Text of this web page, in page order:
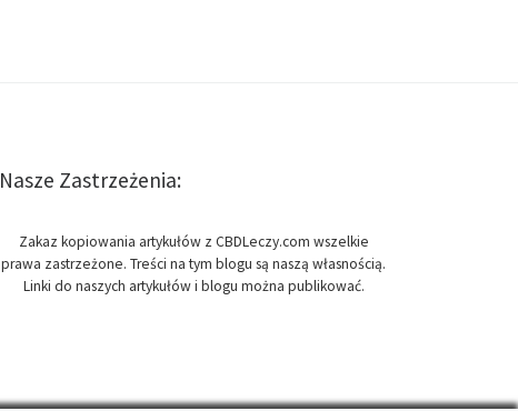
Nasze Zastrzeżenia:
Zakaz kopiowania artykułów z CBDLeczy.com wszelkie
prawa zastrzeżone. Treści na tym blogu są naszą własnością.
Linki do naszych artykułów i blogu można publikować.